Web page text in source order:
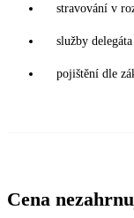
stravování v
služby delegáta
pojištění dle
Cena